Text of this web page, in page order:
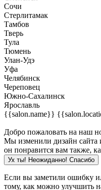
Сочи
Стерлитамак
Тамбов
Тверь
Тула
Тюмень
Улан-Удэ
Уфа
Челябинск
Череповец
Южно-Сахалинск
Ярославль
{{salon.name}}
Добро пожаловать на наш
Мы изменили дизайн сайта
он понравится вам также,
Ух ты! Неожиданно! Cпасибо
Если вы заметили ошибку
тому, как можно улучшить